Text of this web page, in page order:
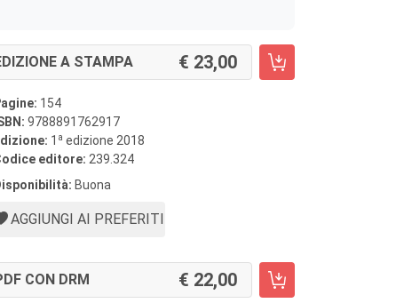
A STAMPA 23,00
154
9788891762917
1 a edizione 2018
editore: 239.324
Buona
AGGIUNGI AI PREFERITI
CON DRM 22,00